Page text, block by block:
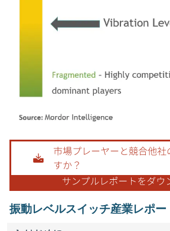
画像 © Mordor Intelligence。再利用にはCC BY
振動レベルスイッチ産業レポー